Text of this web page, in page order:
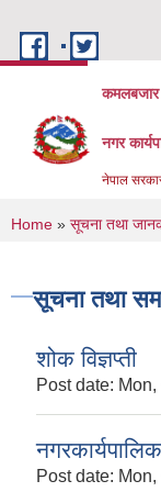
कमलबजार
नगर
नेपाल
You are
Home » सूचना तथा
सूचना तथा
शोक विज्ञप्ती
Post date:
Post date: